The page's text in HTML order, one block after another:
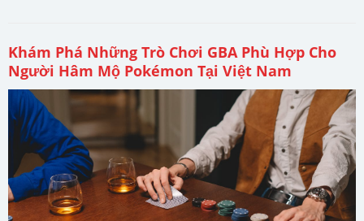
Khám Phá Những Trò Chơi GBA Phù Hợp Cho
Người Hâm Mộ Pokémon Tại Việt Nam